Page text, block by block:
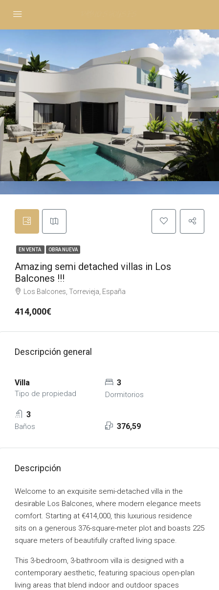
EN VENTA OBRA NUEVA
Amazing semi detached villas in Los
Balcones !!!
Los Balcones, Torrevieja, España
414,000€
Descripción general
Villa
Tipo de propiedad
3
Dormitorios
3
Baños 376,59
Descripción
Welcome to an exquisite semi-detached villa in the
desirable Los Balcones, where modern elegance meets
comfort. Starting at €414,000, this luxurious residence
sits on a generous 376-square-meter plot and boasts 225
square meters of beautifully crafted living space.
This 3-bedroom, 3-bathroom villa is designed with a
contemporary aesthetic, featuring spacious open-plan
living areas that blend indoor and outdoor spaces